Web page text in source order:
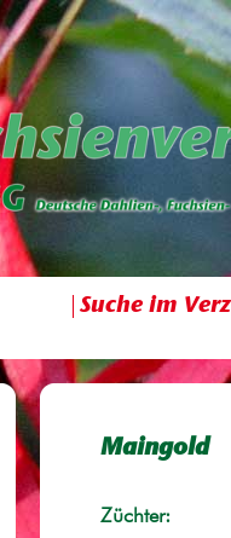
Suche im
Maingold
Züchter: